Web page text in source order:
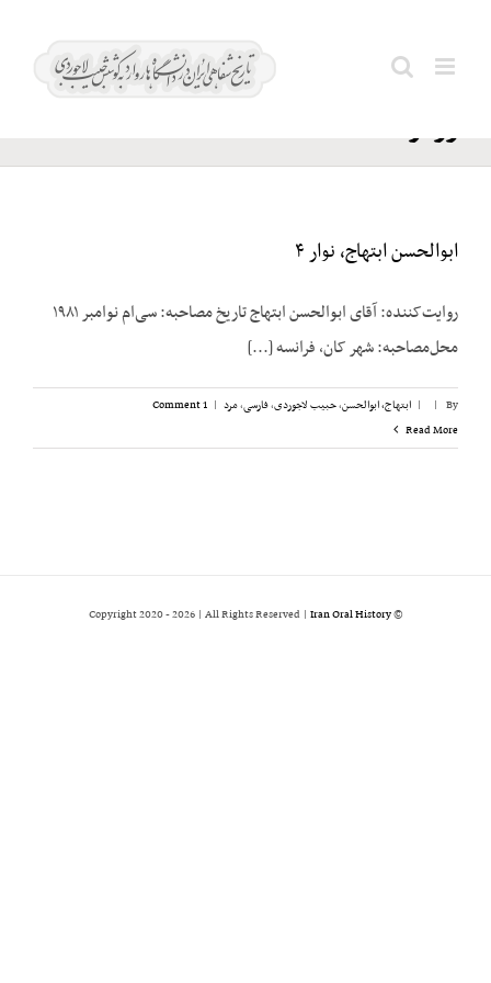
برتون
وودز
ابوالحسن ابتهاج، نوار ۴
روایت‌کننده: آقای ابوالحسن ابتهاج تاریخ مصاحبه: سی‌ام نوامبر ۱۹۸۱
محل‌مصاحبه: شهر کان، فرانسه [...]
By
|
| ابتهاج، ابوالحسن,حبیب لاجوردی,فارسی,مرد |
1 Comment
Read More
© Copyright 2020 -
2026 | All Rights Reserved | Iran Oral History